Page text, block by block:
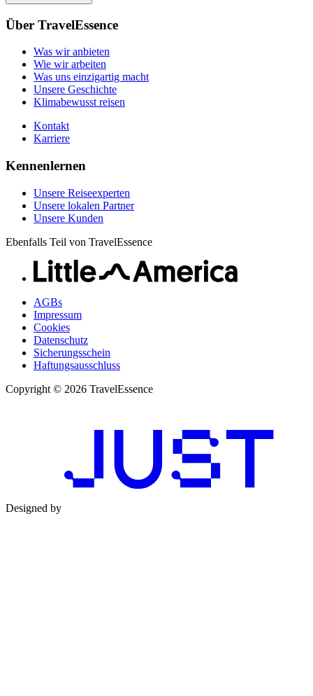
Klimabewusst reisen
Kontakt
Karriere
Unsere Reiseexperten
Unsere Kunden
Über TravelEssence
Was wir anbieten
Wie wir arbeiten
Was uns einzigartig macht
Unsere Geschichte
Klimabewusst reisen
Kontakt
Karriere
Kennenlernen
Unsere Reiseexperten
Unsere lokalen Partner
Unsere Kunden
Ebenfalls Teil von TravelEssence
AGBs
Impressum
Cookies
Datenschutz
Sicherungsschein
Haftungsausschluss
Copyright © 2026 TravelEssence
Designed by